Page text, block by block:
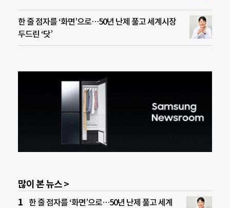
한 줄 점자를 ‘화면’으로…50년 난제 풀고 세계시장
두드린 ‘닷’
많이 본 뉴스 >
한 줄 점자를 ‘화면’으로…50년 난제 풀고 세계